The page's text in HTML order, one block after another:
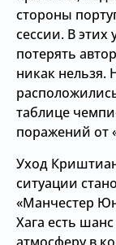
стороны
сессии. В этих
потерять
никак нельзя.
таблице
поражений от
Уход
ситуации
«Манчестер
Хага есть